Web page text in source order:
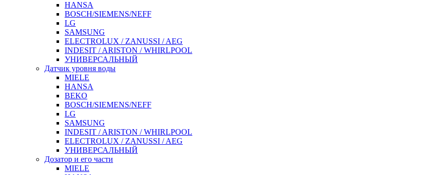
HANSA
BOSCH/SIEMENS/NEFF
LG
SAMSUNG
ELECTROLUX / ZANUSSI / AEG
INDESIT / ARISTON / WHIRLPOOL
УНИВЕРСАЛЬНЫЙ
Датчик уровня воды
MIELE
HANSA
BEKO
BOSCH/SIEMENS/NEFF
LG
SAMSUNG
INDESIT / ARISTON / WHIRLPOOL
ELECTROLUX / ZANUSSI / AEG
УНИВЕРСАЛЬНЫЙ
Дозатор и его части
MIELE